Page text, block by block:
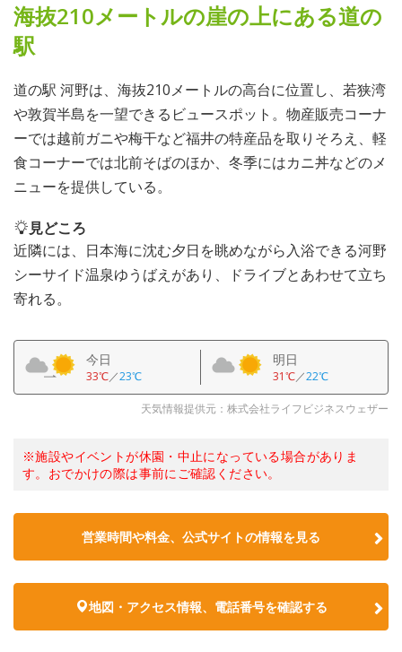
海抜210メートルの崖の上にある道の
駅
道の駅 河野は、海抜210メートルの高台に位置し、若狭湾
や敦賀半島を一望できるビュースポット。物産販売コーナ
ーでは越前ガニや梅干など福井の特産品を取りそろえ、軽
食コーナーでは北前そばのほか、冬季にはカニ丼などのメ
ニューを提供している。
見どころ
近隣には、日本海に沈む夕日を眺めながら入浴できる河野
シーサイド温泉ゆうばえがあり、ドライブとあわせて立ち
寄れる。
今日
33℃／23℃
明日
31℃／22℃
天気情報提供元：株式会社ライフビジネスウェザー
※施設やイベントが休園・中止になっている場合がありま
す。おでかけの際は事前にご確認ください。
営業時間や料金、公式サイトの情報を見る
地図・アクセス情報、電話番号を確認する